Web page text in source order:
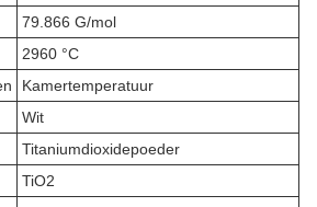
79.866 G/mol
2960 °C
Kamertemperatuur
Wit
Titaniumdioxidepoeder
TiO2